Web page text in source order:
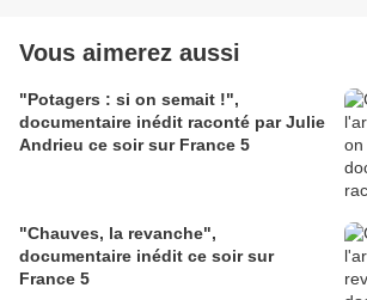
Vous aimerez aussi
"Potagers : si on semait !",
documentaire inédit raconté par Julie
Andrieu ce soir sur France 5
"Chauves, la revanche",
documentaire inédit ce soir sur
France 5